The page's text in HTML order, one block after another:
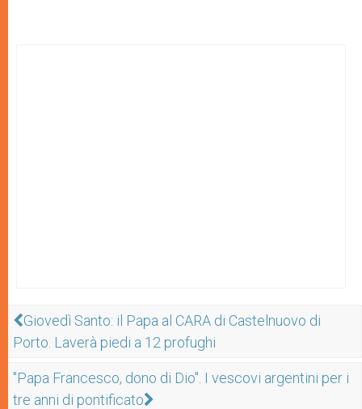
Giovedì Santo: il Papa al CARA di Castelnuovo di
Porto. Laverà piedi a 12 profughi
"Papa Francesco, dono di Dio". I vescovi argentini per i
tre anni di pontificato